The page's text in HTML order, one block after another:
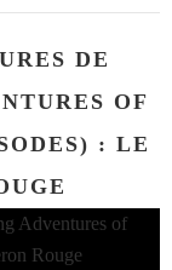
DE
OF
: LE